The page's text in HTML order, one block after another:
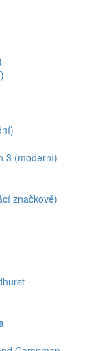
3 (moderní)
značkové)